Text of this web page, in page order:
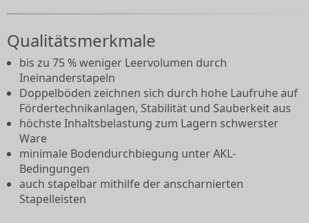
Qualitätsmerkmale
bis zu 75 % weniger Leervolumen durch
Ineinanderstapeln
Doppelböden zeichnen sich durch hohe Laufruhe auf
Fördertechnikanlagen, Stabilität und Sauberkeit aus
höchste Inhaltsbelastung zum Lagern schwerster
Ware
minimale Bodendurchbiegung unter AKL-
Bedingungen
auch stapelbar mithilfe der anscharnierten
Stapelleisten